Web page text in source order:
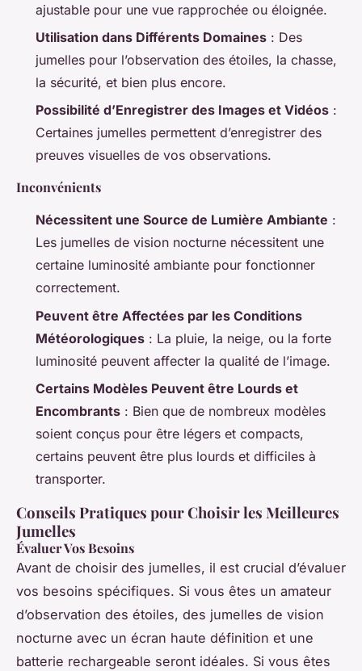
ajustable pour une vue rapprochée ou éloignée.
Utilisation dans Différents Domaines : Des
jumelles pour l’observation des étoiles, la chasse,
la sécurité, et bien plus encore.
Possibilité d’Enregistrer des Images et Vidéos :
Certaines jumelles permettent d’enregistrer des
preuves visuelles de vos observations.
Inconvénients
Nécessitent une Source de Lumière Ambiante :
Les jumelles de vision nocturne nécessitent une
certaine luminosité ambiante pour fonctionner
correctement.
Peuvent être Affectées par les Conditions
Météorologiques : La pluie, la neige, ou la forte
luminosité peuvent affecter la qualité de l’image.
Certains Modèles Peuvent être Lourds et
Encombrants : Bien que de nombreux modèles
soient conçus pour être légers et compacts,
certains peuvent être plus lourds et difficiles à
transporter.
Conseils Pratiques pour Choisir les Meilleures
Jumelles
Évaluer Vos Besoins
Avant de choisir des jumelles, il est crucial d’évaluer
vos besoins spécifiques. Si vous êtes un amateur
d’observation des étoiles, des jumelles de vision
nocturne avec un écran haute définition et une
batterie rechargeable seront idéales. Si vous êtes